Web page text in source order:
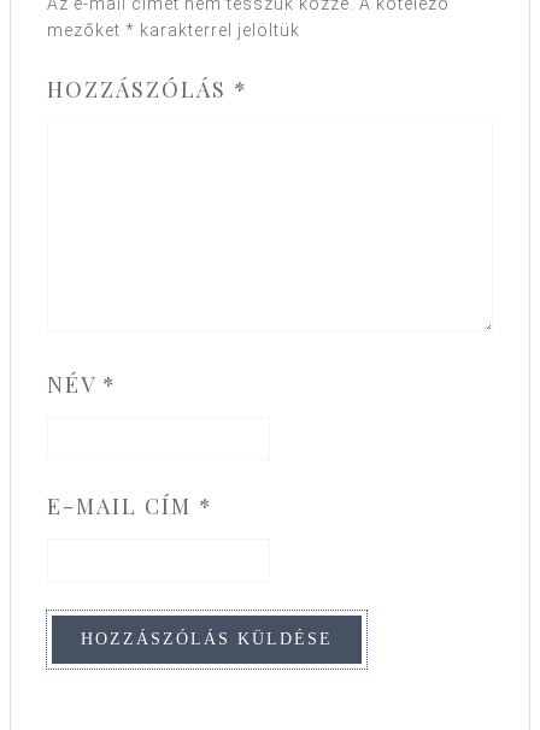
mezőket * karakterrel jelöltük
HOZZÁSZÓLÁS *
NÉV *
E-MAIL CÍM *